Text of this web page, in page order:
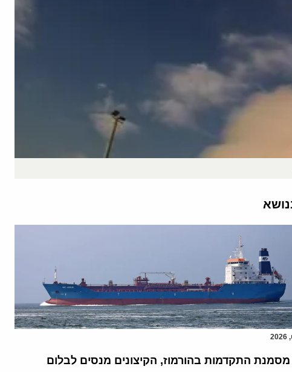
מסמנת התקדמות בהורמוז, הקיצונים מנסים לבלום